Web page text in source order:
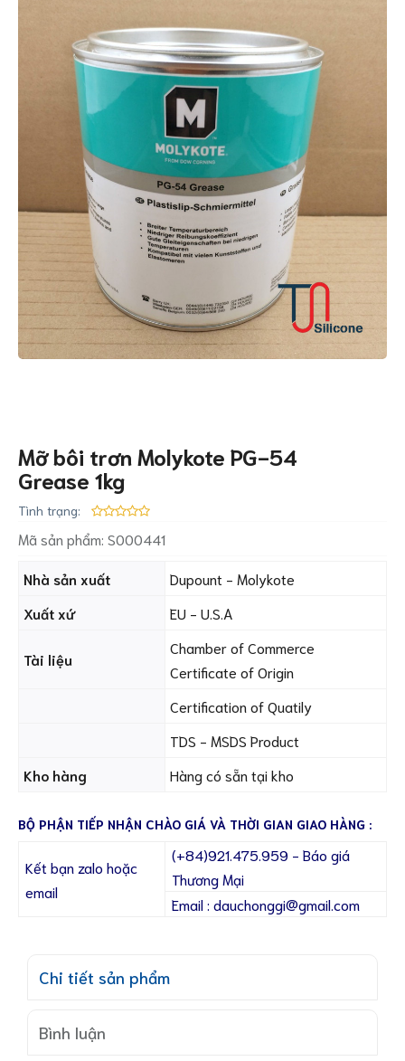
Mỡ bôi trơn Molykote PG-54
Grease 1kg
Tình trạng:
Mã sản phẩm: S000441
Nhà sản xuất
Dupount - Molykote
Xuất xứ
EU - U.S.A
Tài liệu
Chamber of Commerce
Certificate of Origin
Certification of Quatily
TDS - MSDS Product
Kho hàng
Hàng có sẵn tại kho
BỘ PHẬN TIẾP NHẬN CHÀO GIÁ VÀ THỜI GIAN GIAO HÀNG :
Kết bạn zalo hoặc
email
(+84)921.475.959 - Báo giá
Thương Mại
Email : dauchonggi@gmail.com
Chi tiết sản phẩm
Bình luận